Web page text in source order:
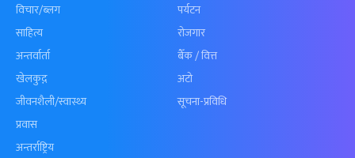
विचार/ब्लग
साहित्य
अन्तर्वार्ता
खेलकुद़़
जीवनशैली/स्वास्थ्य
प्रवास
अन्तर्राष्ट्रिय
पर्यटन
रोजगार
बैँक / वित्त
अटो
सूचना-प्रविधि